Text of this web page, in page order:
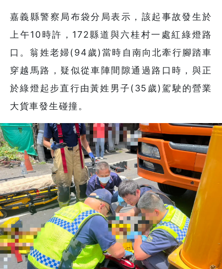
嘉義縣警察局布袋分局表示，該起事故發生於
上午10時許，172縣道與六桂村一處紅綠燈路
口。翁姓老婦(94歲)當時自南向北牽行腳踏車
穿越馬路，疑似從車陣間隙通過路口時，與正
於綠燈起步直行由黃姓男子(35歲)駕駛的營業
大貨車發生碰撞。